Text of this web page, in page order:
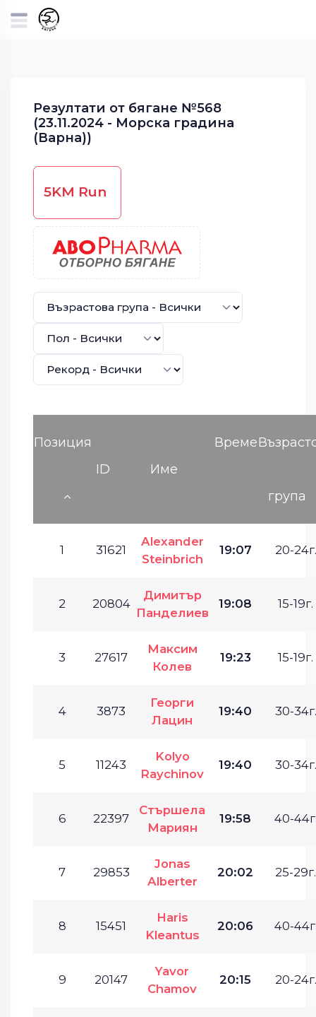
Резултати от бягане №568
(23.11.2024 - Морска градина
(Варна))
5KM Run
Позиция
ID
Име
Време
група
1 31621
Alexander
Steinbrich
19:07 20-24г.
2 20804
Димитър
Панделиев
19:08 15-19г.
3 27617
Максим
Колев
19:23 15-19г.
4 3873
Георги
Лацин
19:40 30-34г.
5 11243
Kolyo
Raychinov
19:40 30-34г.
6 22397
Стършела
Мариян
19:58 40-
7 29853
Jonas
Alberter
20:02 25-29г.
8 15451
Haris
Kleantus
20:06 40-
9 20147
Yavor
Chamov
20:15 20-24г.